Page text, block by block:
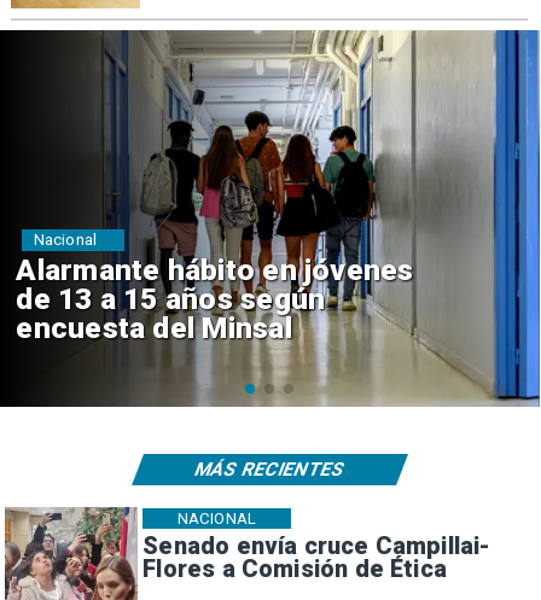
Aprueban creación del Parque
Sebastián Piñera con inversión
de $4 mil millones
Regiones
Senado envía cruce Campillai-
Flores a Comisión de Ética
NACIONAL
MÁS RECIENTES